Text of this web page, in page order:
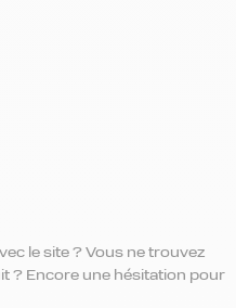
le site ? Vous ne trouvez
? Encore une hésitation pour